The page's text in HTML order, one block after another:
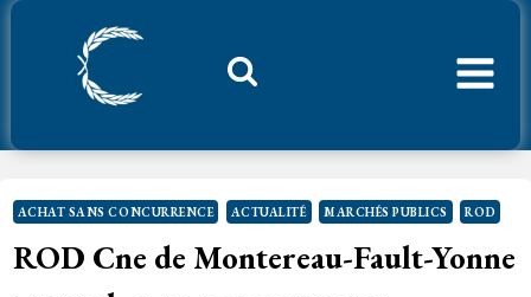
Aller
ACHAT SANS CONCURRENCE ACTUALITÉ MARCHÉS PUBLICS ROD
ROD Cne de Montereau-Fault-Yonne